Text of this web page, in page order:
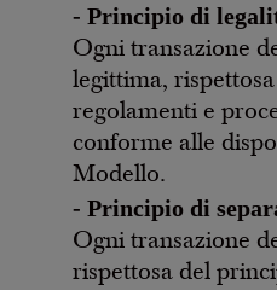
- Principio di
Ogni transazione
legittima,
regolamenti e
conforme alle
Modello.
- Principio di
Ogni transazione
rispettosa del